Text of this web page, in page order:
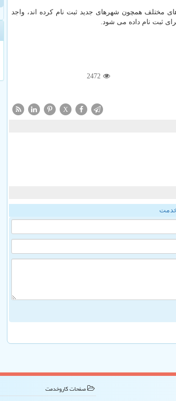
مختلف همچون شهرهای جدید ثبت نام كرده اند، واجد
ثبت نام داده می شود.
2472
X
صفحات كاروخدمت